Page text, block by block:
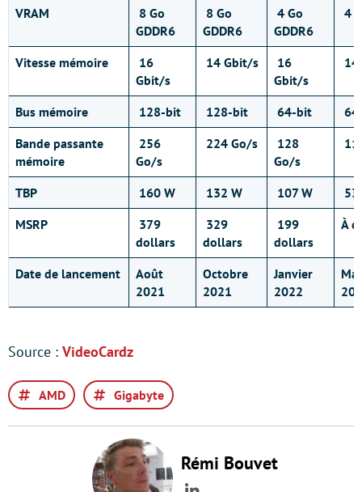
VRAM
8 Go
GDDR6
8 Go
GDDR6
4 Go
GDDR6
4
Vitesse mémoire
16
Gbit/s
14 Gbit/s
16
Gbit/s
Bus mémoire 128-bit 128-bit 64-bit
Bande passante
mémoire
256
Go/s
224 Go/s
128
Go/s
TBP 160 W 132 W 107 W
53
MSRP
379
dollars
329
dollars
199
dollars
À
Date de lancement
Août
2021
Octobre
2021
Janvier
2022
Source : VideoCardz
AMD Gigabyte
Rémi Bouvet